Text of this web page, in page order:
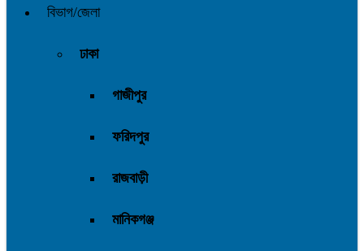
বিভাগ/জেলা
ঢাকা
গাজীপুর
ফরিদপুর
রাজবাড়ী
মানিকগঞ্জ